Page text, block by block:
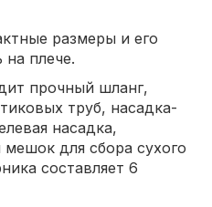
размеры и его
плече.
прочный шланг,
труб, насадка-
насадка,
для сбора сухого
составляет 6